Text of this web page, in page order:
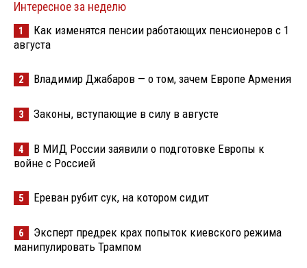
Интересное за неделю
1
Как изменятся пенсии работающих пенсионеров с 1
августа
2 Владимир Джабаров — о том, зачем Европе Армения
3 Законы, вступающие в силу в августе
4
В МИД России заявили о подготовке Европы к
войне с Россией
5 Ереван рубит сук, на котором сидит
6
Эксперт предрек крах попыток киевского режима
манипулировать Трампом